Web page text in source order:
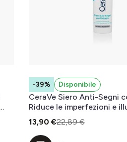
-39% Disponibile
CeraVe Siero Anti-Segni
Riduce le imperfezioni e
aiutando a ripristinare la
protettiva della barriera
ml
13,90 €22,89 €